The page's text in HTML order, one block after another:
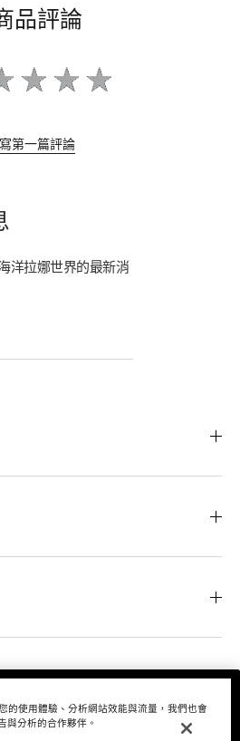
品目前不存在
品評論
寫第一篇評論
洋拉娜世界的最新消
的使用體驗、分析網站效能與流量，我們也會
與分析的合作夥伴。